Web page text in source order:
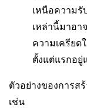
เหนือความรั
เหล่านี้มาอา
ความเครียด
ตั้งแต่แรกอยู่
ตัวอย่างของการส
เช่น